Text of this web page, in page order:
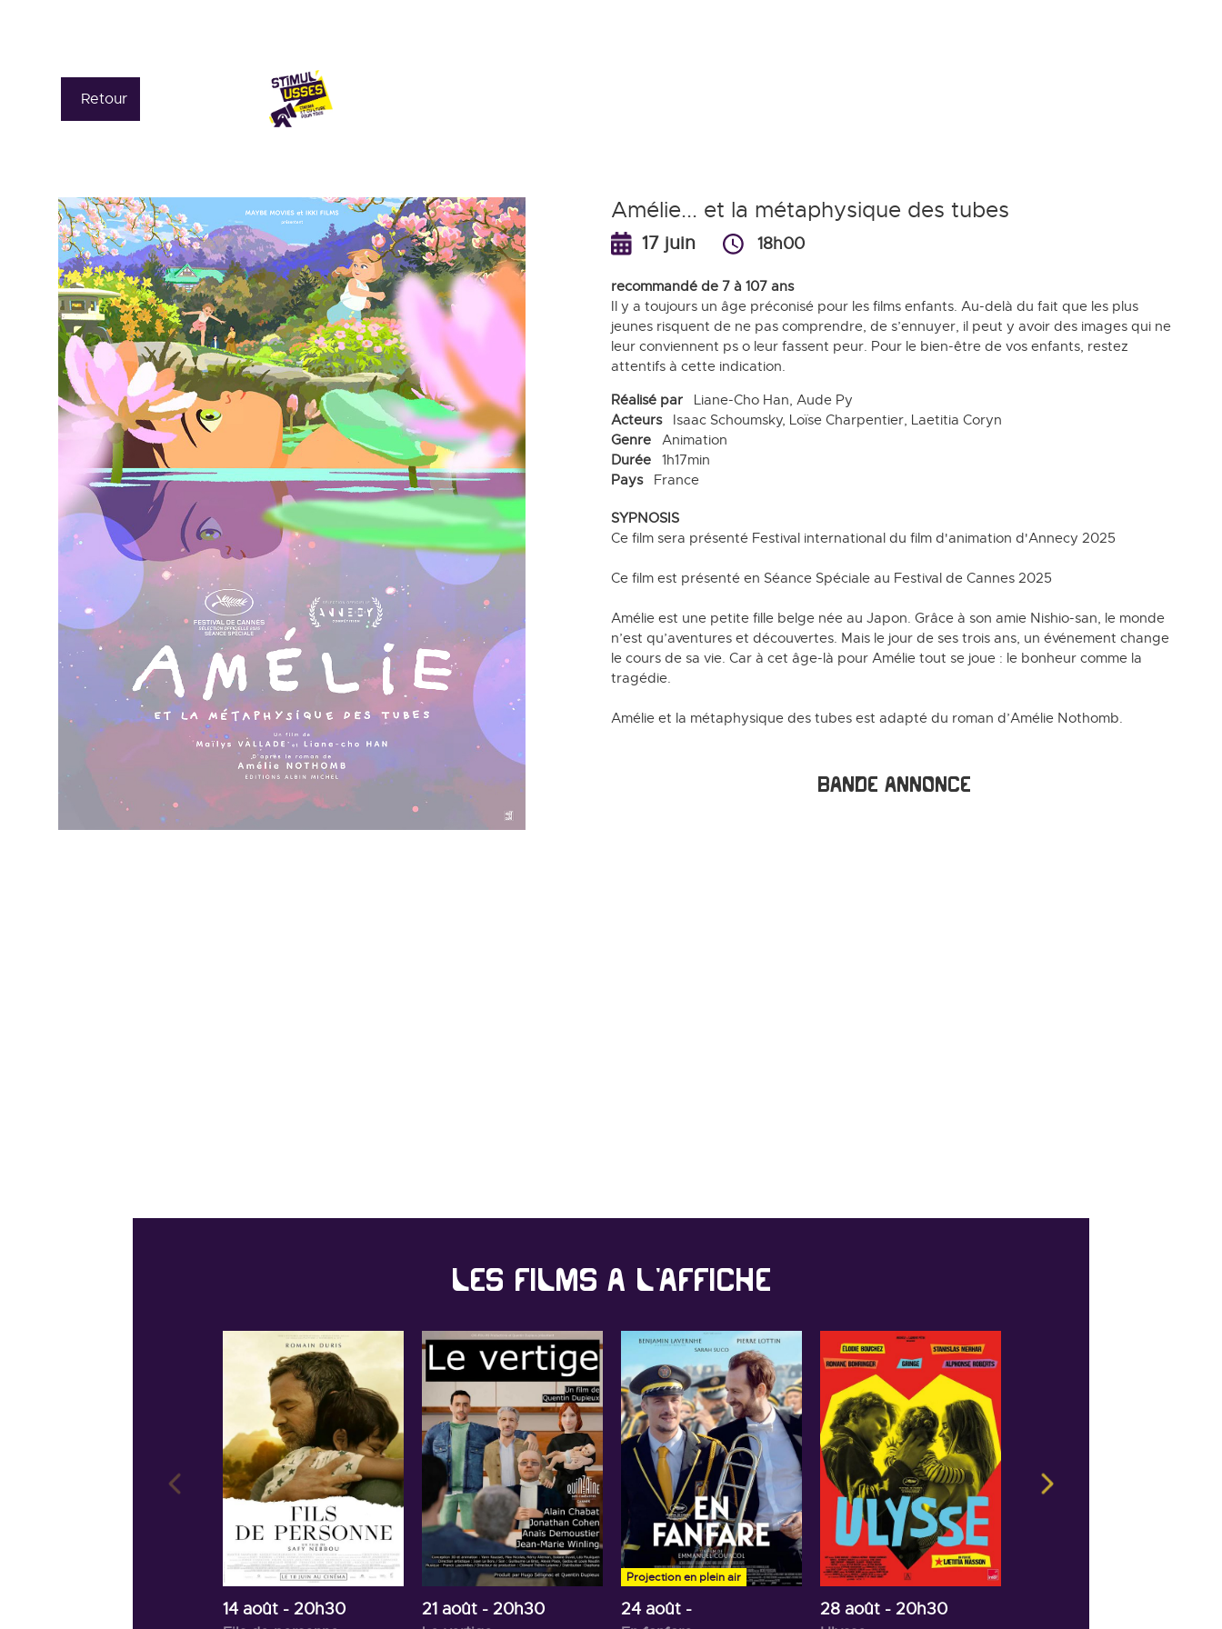
Retour
Amélie... et la métaphysique des tubes
17 juin 18h00
recommandé de 7 à 107 ans
Il y a toujours un âge préconisé pour les films enfants. Au-delà du fait que les plus
jeunes risquent de ne pas comprendre, de s’ennuyer, il peut y avoir des images qui ne
leur conviennent ps o leur fassent peur. Pour le bien-être de vos enfants, restez
attentifs à cette indication.
Réalisé par Liane-Cho Han, Aude Py
Acteurs Isaac Schoumsky, Loïse Charpentier, Laetitia Coryn
Genre Animation
Durée 1h17min
Pays France
SYPNOSIS
Ce film sera présenté Festival international du film d'animation d'Annecy 2025
Ce film est présenté en Séance Spéciale au Festival de Cannes 2025
Amélie est une petite fille belge née au Japon. Grâce à son amie Nishio-san, le monde
n’est qu’aventures et découvertes. Mais le jour de ses trois ans, un événement change
le cours de sa vie. Car à cet âge-là pour Amélie tout se joue : le bonheur comme la
tragédie.
Amélie et la métaphysique des tubes est adapté du roman d’Amélie Nothomb.
Bande annonce
Les films à l'affiche
14 août - 20h30 21 août - 20h30
Projection en plein air
24 août - 28 août - 20h30